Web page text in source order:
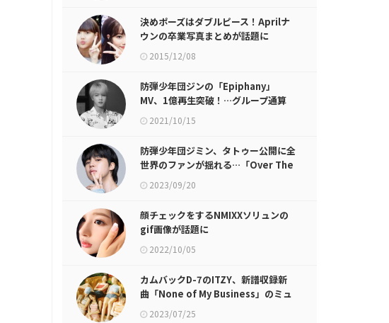
決めポーズはダブルピース！Aprilナ
ウンの卒業写真まとめが話題に
2015/12/08
防弾少年団ジンの「Epiphany」
MV、1億再生突破！…グループ通算
35回目の1億再生
2021/10/15
防弾少年団ジミン、タトゥー公開に全
世界のファンが揺れる…「Over The
Moon」海外メディアも集中的に取り
扱う
2023/09/20
顔チェックをするNMIXXソリュンの
gif画像が話題に
2022/10/05
カムバックD-7のITZY、新譜収録新
曲「None of My Business」のミュ
ージックビデオ初公開
2023/07/25